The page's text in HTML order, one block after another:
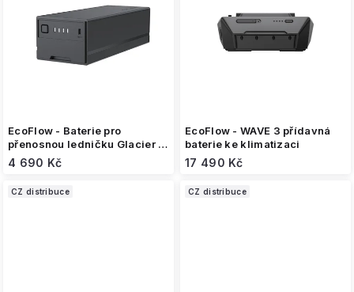
EcoFlow - Baterie pro
přenosnou ledničku Glacier a
Glacier Classic
4 690 Kč
EcoFlow - WAVE 3 přídavná
baterie ke klimatizaci
17 490 Kč
CZ distribuce CZ distribuce